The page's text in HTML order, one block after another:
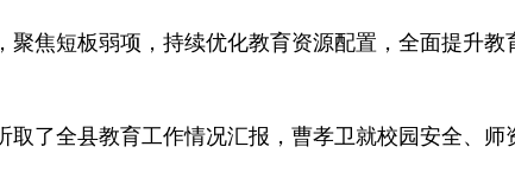
焦短板弱项，持续优化教育资源配置，全面提升教
了全县教育工作情况汇报，曹孝卫就校园安全、师